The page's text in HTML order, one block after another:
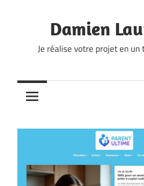
Damien
Je réalise votre projet en un